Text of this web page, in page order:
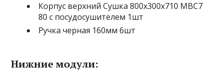
Корпус верхний Сушка 800х300х710 МВС7
80 с посудосушителем 1шт
Ручка черная 160мм 6шт
Нижние модули: